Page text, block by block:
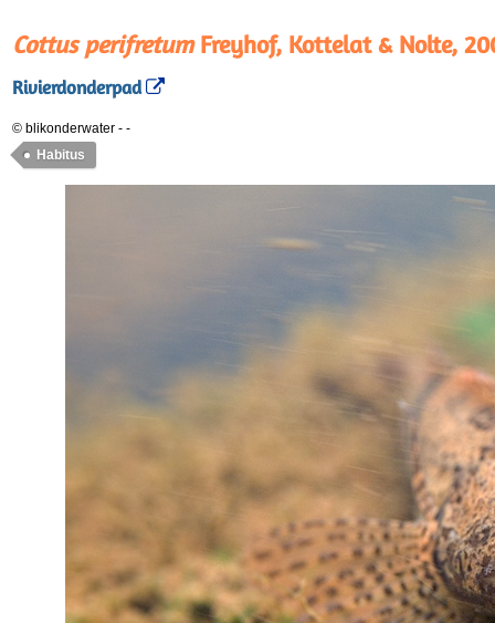
Cottus perifretumFreyhof, Kottelat & Nolte,
Rivierdonderpad
© blikonderwater - -
Habitus